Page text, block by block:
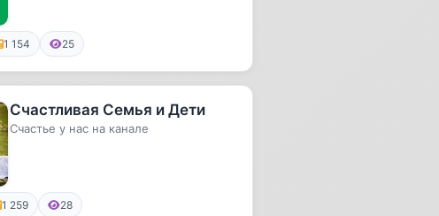
1 154 25
Счастливая Семья и Дети
Счастье у нас на канале
1 259 28